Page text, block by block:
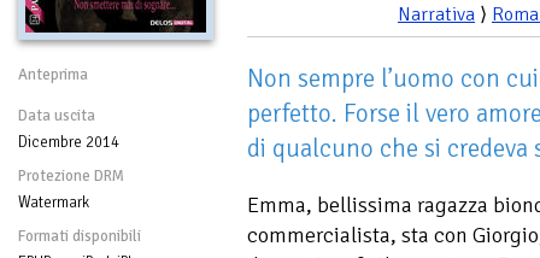
Anteprima
Data uscita
Dicembre 2014
Protezione DRM
Watermark
Formati disponibili
Narrativa ⟩
Non sempre l’uomo con
perfetto. Forse il vero
di qualcuno che si
Emma, bellissima ragazza
commercialista, sta con